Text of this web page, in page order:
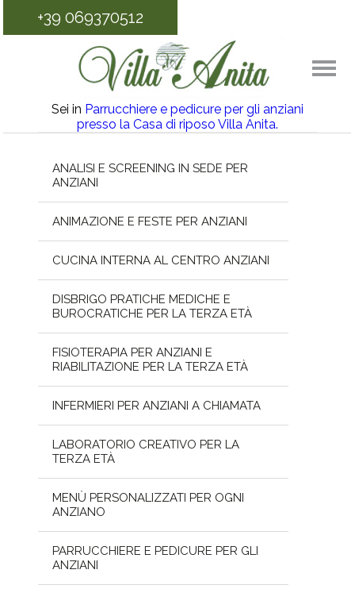
+39 069370512
Sei in Parrucchiere e pedicure per gli anziani
presso la Casa di riposo Villa Anita.
ANALISI E SCREENING IN SEDE PER
ANZIANI
ANIMAZIONE E FESTE PER ANZIANI
CUCINA INTERNA AL CENTRO ANZIANI
DISBRIGO PRATICHE MEDICHE E
BUROCRATICHE PER LA TERZA ETÀ
FISIOTERAPIA PER ANZIANI E
RIABILITAZIONE PER LA TERZA ETÀ
INFERMIERI PER ANZIANI A CHIAMATA
LABORATORIO CREATIVO PER LA
TERZA ETÀ
MENÙ PERSONALIZZATI PER OGNI
ANZIANO
PARRUCCHIERE E PEDICURE PER GLI
ANZIANI